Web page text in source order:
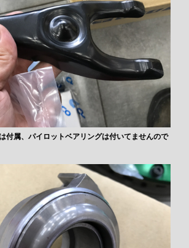
付属、パイロットベアリングは付いてませんので